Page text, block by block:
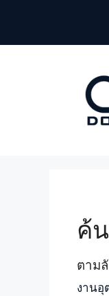
content
ค้
ตาม
งานอุ